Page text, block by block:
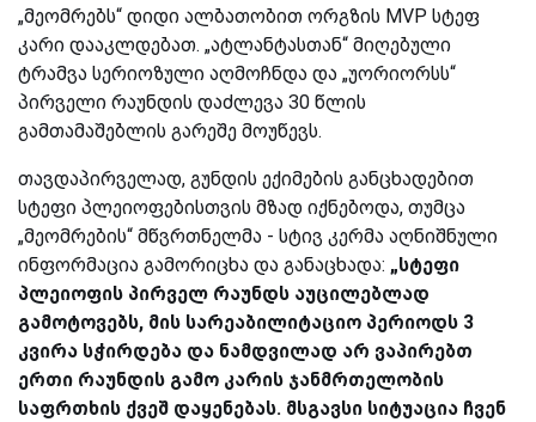
„მეომრებს“ დიდი ალბათობით ორგზის MVP სტეფ
კარი დააკლდებათ. „ატლანტასთან“ მიღებული
ტრამვა სერიოზული აღმოჩნდა და „უორიორსს“
პირველი რაუნდის დაძლევა 30 წლის
გამთამაშებლის გარეშე მოუწევს.
თავდაპირველად, გუნდის ექიმების განცხადებით
სტეფი პლეიოფებისთვის მზად იქნებოდა, თუმცა
„მეომრების“ მწვრთნელმა - სტივ კერმა აღნიშნული
ინფორმაცია გამორიცხა და განაცხადა: „სტეფი
პლეიოფის პირველ რაუნდს აუცილებლად
გამოტოვებს, მის სარეაბილიტაციო პერიოდს 3
კვირა სჭირდება და ნამდვილად არ ვაპირებთ
ერთი რაუნდის გამო კარის ჯანმრთელობის
საფრთხის ქვეშ დაყენებას. მსგავსი სიტუაცია ჩვენ